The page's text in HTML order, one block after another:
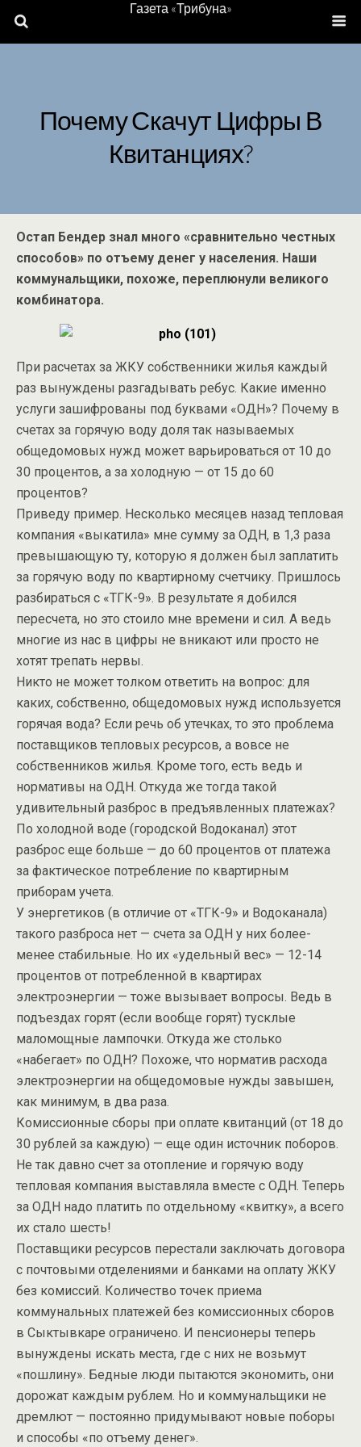
Газета «Трибуна»
Почему Скачут Цифры В
Квитанциях?
Остап Бендер знал много «сравнительно честных
способов» по отъему денег у населения. Наши
коммунальщики, похоже, переплюнули великого
комбинатора.
При расчетах за ЖКУ собственники жилья каждый
раз вынуждены разгадывать ребус. Какие именно
услуги зашифрованы под буквами «ОДН»? Почему в
счетах за горячую воду доля так называемых
общедомовых нужд может варьироваться от 10 до
30 процентов, а за холодную — от 15 до 60
процентов?
Приведу пример. Несколько месяцев назад тепловая
компания «выкатила» мне сумму за ОДН, в 1,3 раза
превышающую ту, которую я должен был заплатить
за горячую воду по квартирному счетчику. Пришлось
разбираться с «ТГК-9». В результате я добился
пересчета, но это стоило мне времени и сил. А ведь
многие из нас в цифры не вникают или просто не
хотят трепать нервы.
Никто не может толком ответить на вопрос: для
каких, собственно, общедомовых нужд используется
горячая вода? Если речь об утечках, то это проблема
поставщиков тепловых ресурсов, а вовсе не
собственников жилья. Кроме того, есть ведь и
нормативы на ОДН. Откуда же тогда такой
удивительный разброс в предъявленных платежах?
По холодной воде (городской Водоканал) этот
разброс еще больше — до 60 процентов от платежа
за фактическое потребление по квартирным
приборам учета.
У энергетиков (в отличие от «ТГК-9» и Водоканала)
такого разброса нет — счета за ОДН у них более-
менее стабильные. Но их «удельный вес» — 12-14
процентов от потребленной в квартирах
электроэнергии — тоже вызывает вопросы. Ведь в
подъездах горят (если вообще горят) тусклые
маломощные лампочки. Откуда же столько
«набегает» по ОДН? Похоже, что норматив расхода
электроэнергии на общедомовые нужды завышен,
как минимум, в два раза.
Комиссионные сборы при оплате квитанций (от 18 до
30 рублей за каждую) — еще один источник поборов.
Не так давно счет за отопление и горячую воду
тепловая компания выставляла вместе с ОДН. Теперь
за ОДН надо платить по отдельному «квитку», а всего
их стало шесть!
Поставщики ресурсов перестали заключать договора
с почтовыми отделениями и банками на оплату ЖКУ
без комиссий. Количество точек приема
коммунальных платежей без комиссионных сборов
в Сыктывкаре ограничено. И пенсионеры теперь
вынуждены искать места, где с них не возьмут
«пошлину». Бедные люди пытаются экономить, они
дорожат каждым рублем. Но и коммунальщики не
дремлют — постоянно придумывают новые поборы
и способы «по отъему денег».